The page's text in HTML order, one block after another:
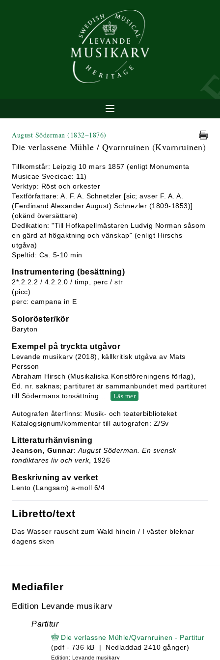
August Söderman (1832−1876)
Die verlassene Mühle / Qvarnruinen (Kvarnruinen)
Tillkomstår: Leipzig 10 mars 1857 (enligt Monumenta
Musicae Svecicae: 11)
Verktyp: Röst och orkester
Textförfattare: A. F. A. Schnetzler [sic; avser F. A. A.
(Ferdinand Alexander August) Schnezler (1809-1853)]
(okänd översättare)
Dedikation: "Till Hofkapellmästaren Ludvig Norman såsom
en gärd af högaktning och vänskap" (enligt Hirschs
utgåva)
Speltid: Ca. 5-10 min
Instrumentering (besättning)
2*.2.2.2 / 4.2.2.0 / timp, perc / str
(picc)
perc: campana in E
Soloröster/kör
Baryton
Exempel på tryckta utgåvor
Levande musikarv (2018), källkritisk utgåva av Mats
Persson
Abraham Hirsch (Musikaliska Konstföreningens förlag),
Ed. nr. saknas; partituret är sammanbundet med partituret
till Södermans tonsättning
Läs mer
Autografen återfinns: Musik- och teaterbiblioteket
Katalogsignum/kommentar till autografen: Z/Sv
Litteraturhänvisning
Jeanson, Gunnar: August Söderman. En svensk
tondiktares liv och verk, 1926
Beskrivning av verket
Lento (Langsam) a-moll 6/4
Libretto/text
Das Wasser rauscht zum Wald hinein / I väster bleknar
dagens sken
Mediafiler
Edition Levande musikarv
Partitur
Die verlassne Mühle/Qvarnruinen - Partitur
(pdf - 736 kB | Nedladdad 2410 gånger)
Edition: Levande musikarv